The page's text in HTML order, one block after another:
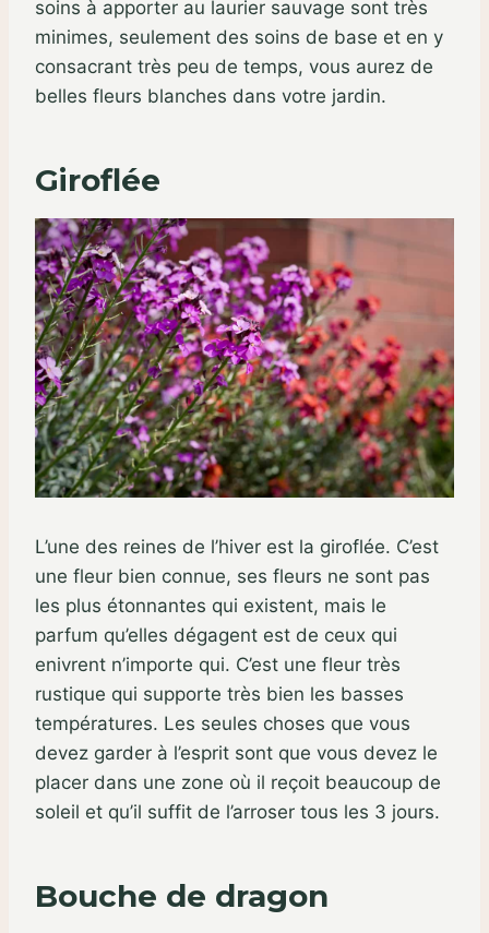
soins à apporter au laurier sauvage sont très
minimes, seulement des soins de base et en y
consacrant très peu de temps, vous aurez de
belles fleurs blanches dans votre jardin.
Giroflée
L’une des reines de l’hiver est la giroflée. C’est
une fleur bien connue, ses fleurs ne sont pas
les plus étonnantes qui existent, mais le
parfum qu’elles dégagent est de ceux qui
enivrent n’importe qui. C’est une fleur très
rustique qui supporte très bien les basses
températures. Les seules choses que vous
devez garder à l’esprit sont que vous devez le
placer dans une zone où il reçoit beaucoup de
soleil et qu’il suffit de l’arroser tous les 3 jours.
Bouche de dragon